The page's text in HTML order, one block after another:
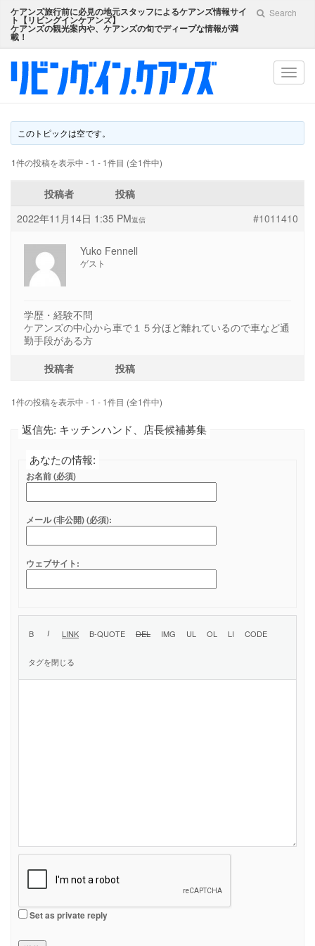
ケアンズ旅行前に必見の地元スタッフによるケアンズ情報サイ
ト【リビングインケアンズ】
ケアンズの観光案内や、ケアンズの旬でディープな情報が満
載！
Search
このトピックは空です。
1件の投稿を表示中 - 1 - 1件目 (全1件中)
投稿者
投稿
2022年11月14日 1:35 PM
#1011410
返信
Yuko Fennell
ゲスト
学歴・経験不問
ケアンズの中心から車で１５分ほど離れているので車など通
勤手段がある方
投稿者
投稿
1件の投稿を表示中 - 1 - 1件目 (全1件中)
返信先: キッチンハンド、店長候補募集
あなたの情報:
お名前 (必須)
メール (非公開) (必須):
ウェブサイト:
Set as private reply